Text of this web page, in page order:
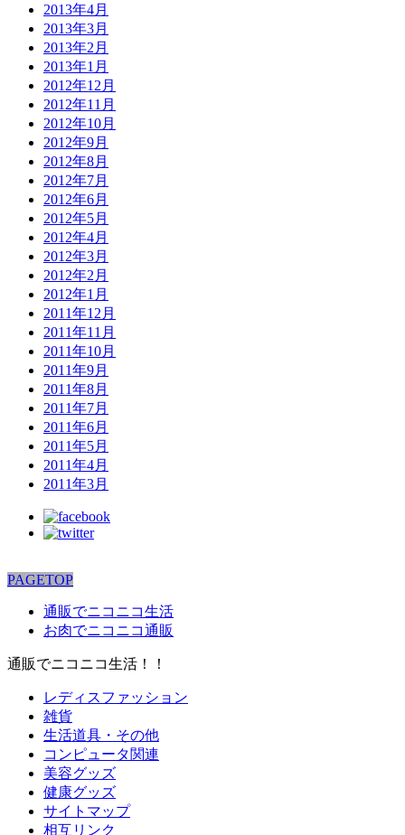
2013年4月
2013年3月
2013年2月
2013年1月
2012年12月
2012年11月
2012年10月
2012年9月
2012年8月
2012年7月
2012年6月
2012年5月
2012年4月
2012年3月
2012年2月
2012年1月
2011年12月
2011年11月
2011年10月
2011年9月
2011年8月
2011年7月
2011年6月
2011年5月
2011年4月
2011年3月
PAGETOP
通販でニコニコ生活
お肉でニコニコ通販
通販でニコニコ生活！！
レディスファッション
雑貨
生活道具・その他
コンピュータ関連
美容グッズ
健康グッズ
サイトマップ
相互リンク